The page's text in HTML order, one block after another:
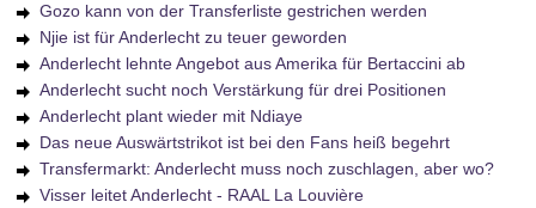
Gozo kann von der Transferliste gestrichen werden
Njie ist für Anderlecht zu teuer geworden
Anderlecht lehnte Angebot aus Amerika für Bertaccini ab
Anderlecht sucht noch Verstärkung für drei Positionen
Anderlecht plant wieder mit Ndiaye
Das neue Auswärtstrikot ist bei den Fans heiß begehrt
Transfermarkt: Anderlecht muss noch zuschlagen, aber wo?
Visser leitet Anderlecht - RAAL La Louvière